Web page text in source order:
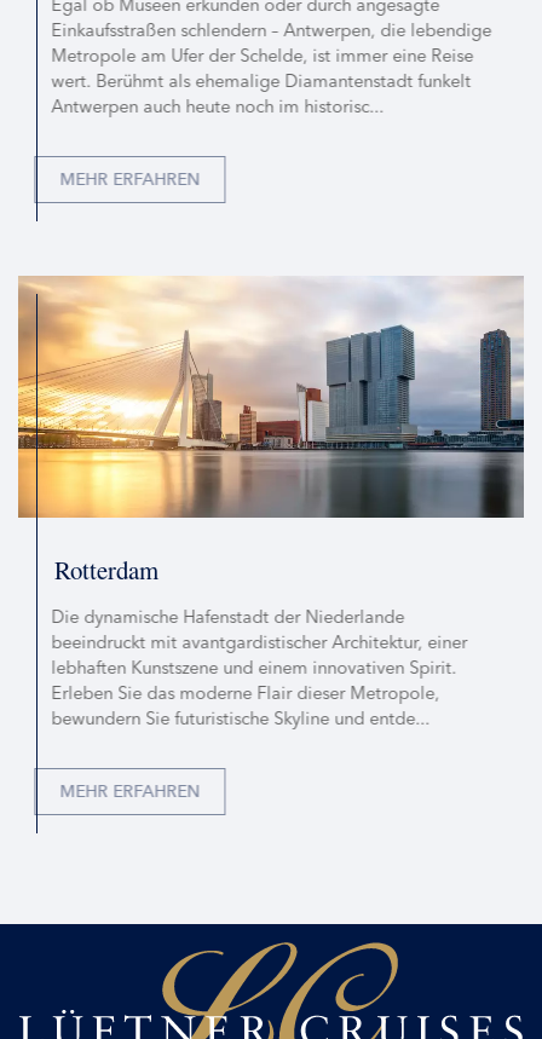
Egal ob Museen erkunden oder durch angesagte
Einkaufsstraßen schlendern – Antwerpen, die lebendige
Metropole am Ufer der Schelde, ist immer eine Reise
wert. Berühmt als ehemalige Diamantenstadt funkelt
Antwerpen auch heute noch im historisc...
MEHR ERFAHREN
Rotterdam
Die dynamische Hafenstadt der Niederlande
beeindruckt mit avantgardistischer Architektur, einer
lebhaften Kunstszene und einem innovativen Spirit.
Erleben Sie das moderne Flair dieser Metropole,
bewundern Sie futuristische Skyline und entde...
MEHR ERFAHREN